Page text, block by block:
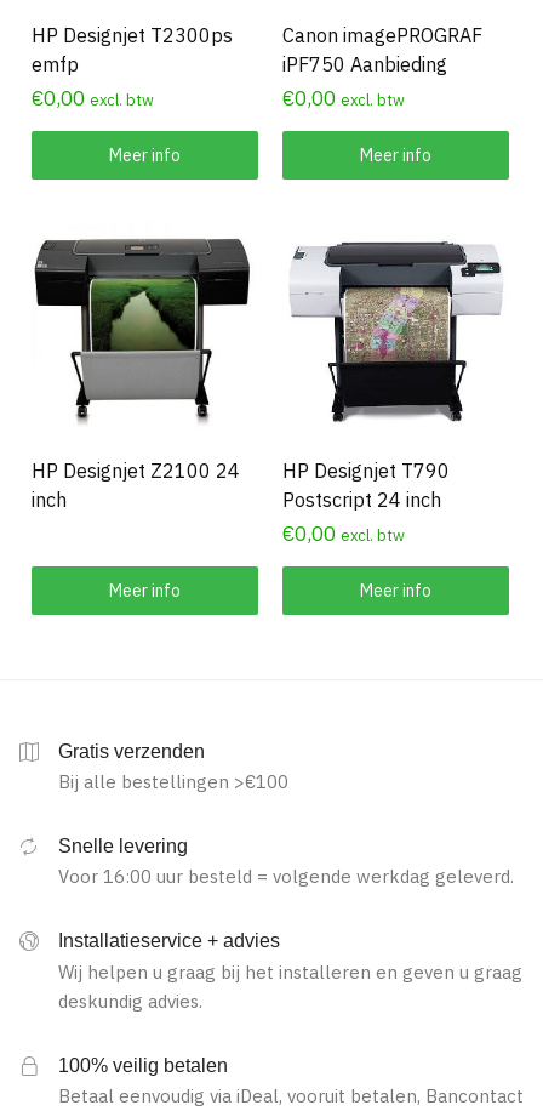
HP Designjet T2300ps
emfp
€0,00 excl. btw
Meer info
Canon imagePROGRAF
iPF750 Aanbieding
€0,00 excl. btw
Meer info
HP Designjet Z2100 24
inch
Meer info
HP Designjet T790
Postscript 24 inch
€0,00 excl. btw
Meer info
Gratis verzenden
Bij alle bestellingen >€100
Snelle levering
Voor 16:00 uur besteld = volgende werkdag geleverd.
Installatieservice + advies
Wij helpen u graag bij het installeren en geven u graag
deskundig advies.
100% veilig betalen
Betaal eenvoudig via iDeal, vooruit betalen, Bancontact